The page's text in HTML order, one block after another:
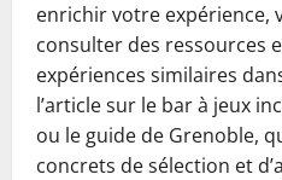
enrichir votre expérience,
consulter des ressources
expériences similaires
l’article sur le bar à jeux
ou le guide de Grenoble,
concrets de sélection et